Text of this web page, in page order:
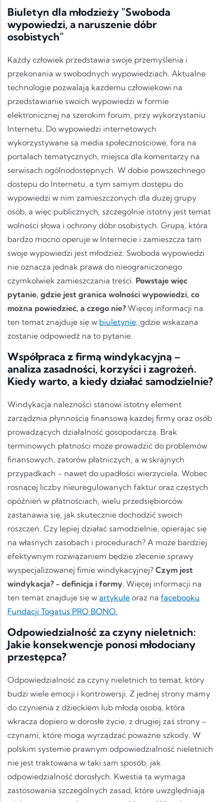
Biuletyn dla młodzieży "Swoboda
wypowiedzi, a naruszenie dóbr
osobistych"
Każdy człowiek przedstawia swoje przemyślenia i
przekonania w swobodnych wypowiedziach. Aktualne
technologie pozwalają każdemu człowiekowi na
przedstawianie swoich wypowiedzi w formie
elektronicznej na szerokim forum, przy wykorzystaniu
Internetu. Do wypowiedzi internetowych
wykorzystywane są media społecznościowe, fora na
portalach tematycznych, miejsca dla komentarzy na
serwisach ogólnodostępnych. W dobie powszechnego
dostępu do Internetu, a tym samym dostępu do
wypowiedzi w nim zamieszczonych dla dużej grupy
osób, a więc publicznych, szczególnie istotny jest temat
wolności słowa i ochrony dóbr osobistych. Grupą, która
bardzo mocno operuje w Internecie i zamieszcza tam
swoje wypowiedzi jest młodzież. Swoboda wypowiedzi
nie oznacza jednak prawa do nieograniczonego
czymkolwiek zamieszczania treści. Powstaje więc
pytanie, gdzie jest granica wolności wypowiedzi, co
można powiedzieć, a czego nie? Więcej informacji na
ten temat znajduje się w biuletynie, gdzie wskazana
zostanie odpowiedź na to pytanie.
Współpraca z firmą windykacyjną –
analiza zasadności, korzyści i zagrożeń.
Kiedy warto, a kiedy działać samodzielnie?
Windykacja należności stanowi istotny element
zarządznia płynnością finansową każdej firmy oraz osób
prowadzących działalność gosopodarczą. Brak
terminowych płatności może prowadzić do problemów
finansowych, zatorów płatniczych, a w skrajnych
przypadkach - nawet do upadłości wierzyciela. Wobec
rosnącej liczby nieuregulowanych faktur oraz częstych
opóźnień w płatnościach, wielu przedsiębiorców
zastanawia się, jak skutecznie dochodzić swoich
roszczeń. Czy lepiej działać samodzielnie, opierając się
na własnych zasobach i procedurach? A może bardziej
efektywnym rozwiązaniem będzie zlecenie sprawy
wyspecjalizowanej fimie windykacyjnej? Czym jest
windykacja? - definicja i formy. Więcej informacji na
ten temat znajduje się w artykule oraz na facebooku
Fundacji Togatus PRO BONO.
Odpowiedzialność za czyny nieletnich:
Jakie konsekwencje ponosi młodociany
przestępca?
Odpowiedzialność za czyny nieletnich to temat, który
budzi wiele emocji i kontrowersji. Z jednej strony mamy
do czynienia z dzieckiem lub młodą osobą, która
wkracza dopiero w dorosłe życie, z drugiej zaś strony –
czynami, które mogą wyrządzać poważne szkody. W
polskim systemie prawnym odpowiedzialność nieletnich
nie jest traktowana w taki sam sposób, jak
odpowiedzialność dorosłych. Kwestia ta wymaga
zastosowania szczególnych zasad, które uwzględniają